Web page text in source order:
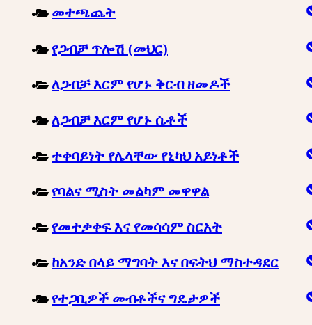
መተጫጨት
የጋብቻ ጥሎሽ (መህር)
ለጋብቻ እርም የሆኑ ቅርብ ዘመዶች
ለጋብቻ እርም የሆኑ ሴቶች
ተቀባይነት የሌላቸው የኒካህ አይነቶች
የባልና ሚስት መልካም መዋዋል
የመተቃቀፍ እና የመሳሳም ስርአት
ከአንድ በላይ ማግባት እና በፍትህ ማስተዳደር
የተጋቢዎች መብቶችና ግዴታዎች